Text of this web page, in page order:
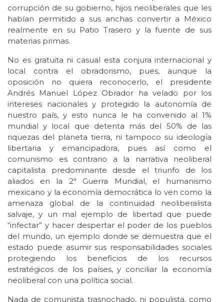
corrupción de su gobierno, hijos neoliberales que les
habían permitido a sus anchas convertir a México
realmente en su Patio Trasero y la fuente de sus
materias primas.
No es gratuita ni casual esta conjura internacional y
local contra el obradorismo, pues, aunque la
oposición no quiera reconocerlo, el presidente
Andrés Manuel López Obrador ha velado por los
intereses nacionales y protegido la autonomía de
nuestro país, y esto nunca le ha convenido al 1%
mundial y local que detenta más del 50% de las
riquezas del planeta tierra, ni tampoco su ideología
libertaria y emancipadora, pues así como el
comunismo es contrario a la narrativa neoliberal
capitalista predominante desde el triunfo de los
aliados en la 2ª Guerra Mundial, el humanismo
mexicano y la economía democrática lo ven como la
amenaza global de la continuidad neoliberalista
salvaje, y un mal ejemplo de libertad que puede
“infectar” y hacer despertar el poder de los pueblos
del mundo, un ejemplo donde se demuestra que el
estado puede asumir sus responsabilidades sociales
protegiendo los beneficios de los recursos
estratégicos de los países, y conciliar la economía
neoliberal con una política social.
Nada de comunista trasnochado, ni populista, como